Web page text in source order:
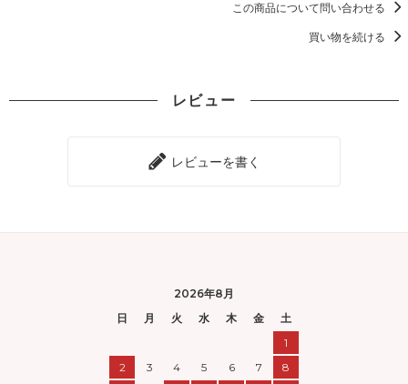
この商品について問い合わせる
買い物を続ける
レビュー
レビューを書く
2026年8月
日
月 火 水 木 金
土
1
2
3 4 5 6 7
8